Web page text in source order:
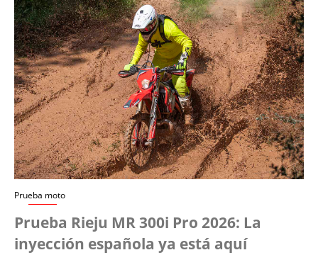
Prueba moto
Prueba Rieju MR 300i Pro 2026: La
inyección española ya está aquí